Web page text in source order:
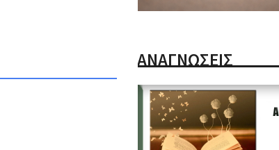
ΑΝΑΓΝΩΣΕΙΣ